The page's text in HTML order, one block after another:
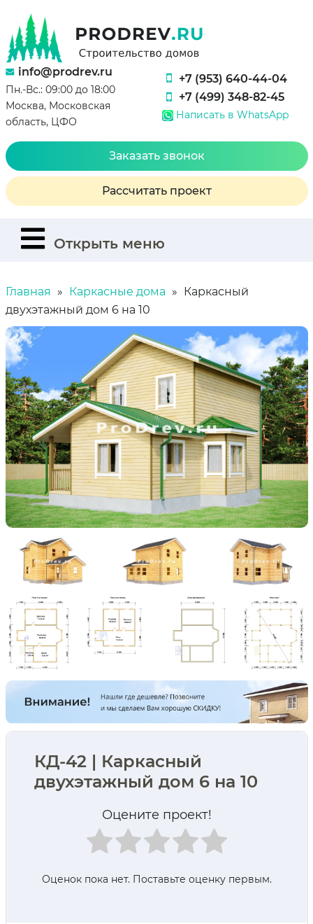
info@prodrev.ru
Пн.-Вс.: 09:00 до 18:00
Москва, Московская
область, ЦФО
+7 (953) 640-44-04
+7 (499) 348-82-45
Написать в WhatsApp
Заказать звонок
Рассчитать проект
Открыть меню
Главная Каркасные дома
Каркасный
двухэтажный дом 6 на 10
КД-42 | Каркасный
двухэтажный дом 6 на 10
Оцените проект!
Оценок пока нет. Поставьте оценку первым.